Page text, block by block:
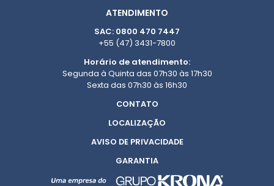
ATENDIMENTO
SAC: 0800 470 7447
+55 (47) 3431-7800
Horário de atendimento:
Segunda à Quinta das 07h30 às 17h30
Sexta das 07h30 às 16h30
CONTATO
LOCALIZAÇÃO
AVISO DE PRIVACIDADE
GARANTIA